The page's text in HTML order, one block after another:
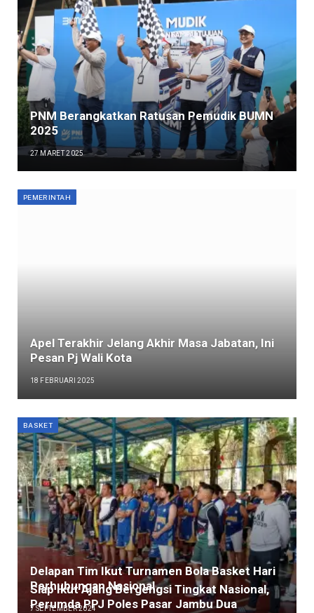
PNM Berangkatkan Ratusan Pemudik BUMN
2025
27 MARET 2025
PEMERINTAH
Apel Terakhir Jelang Akhir Masa Jabatan, Ini
Pesan Pj Wali Kota
18 FEBRUARI 2025
BASKET
Delapan Tim Ikut Turnamen Bola Basket Hari
Perhubungan Nasional
7 SEPTEMBER 2024
Siap Ikut Ajang Bergengsi Tingkat Nasional,
Perumda PPJ Poles Pasar Jambu Dua